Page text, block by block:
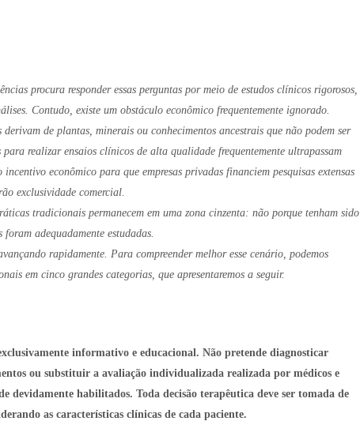
procura responder essas perguntas por meio de estudos clínicos rigorosos,
Contudo, existe um obstáculo econômico frequentemente ignorado.
de plantas, minerais ou conhecimentos ancestrais que não podem ser
para realizar ensaios clínicos de alta qualidade frequentemente ultrapassam
econômico para que empresas privadas financiem pesquisas extensas
exclusividade comercial.
tradicionais permanecem em uma zona cinzenta: não porque tenham sido
adequadamente estudadas.
rapidamente. Para compreender melhor esse cenário, podemos
em cinco grandes categorias, que apresentaremos a seguir.
informativo e educacional. Não pretende diagnosticar
ou substituir a avaliação individualizada realizada por médicos e
devidamente habilitados. Toda decisão terapêutica deve ser tomada de
as características clínicas de cada paciente.